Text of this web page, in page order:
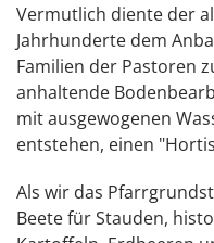
Vermutlich diente der
Jahrhunderte dem
Familien der Pastoren
anhaltende
mit ausgewogenen
entstehen, einen
Als wir das
Beete für Stauden,